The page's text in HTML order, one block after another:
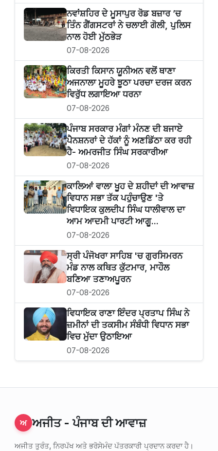
ਨਵਾਂਸ਼ਹਿਰ ਦੇ ਮੂਸਾਪੁਰ ਰੋਡ ਬਜ਼ਾਰ ’ਚ
ਤਿੰਨ ਗੈਂਗਸਟਰਾਂ ਨੇ ਚਲਾਈ ਗੋਲੀ, ਪੁਲਿਸ
ਨਾਲ ਹੋਈ ਮੁੱਠਭੇੜ
07-08-2026
ਕਿਰਤੀ ਕਿਸਾਨ ਯੂਨੀਅਨ ਵਲੋਂ ਥਾਣਾ
ਅਜਨਾਲਾ ਮੂਹਰੇ ਝੂਠਾ ਪਰਚਾ ਦਰਜ ਕਰਨ
ਵਿਰੁੱਧ ਲਗਾਇਆ ਧਰਨਾ
07-08-2026
ਪੰਜਾਬ ਸਰਕਾਰ ਮੰਗਾਂ ਮੰਨਣ ਦੀ ਬਜਾਏ
ਪੈਨਸ਼ਨਰਾਂ ਦੇ ਹੱਕਾਂ ਨੂੰ ਅਣਡਿੱਠਾ ਕਰ ਰਹੀ
ਹੈ- ਅਮਰਜੀਤ ਸਿੰਘ ਸਰਕਾਰੀਆ
07-08-2026
ਕਾਲਿਆਂ ਵਾਲਾ ਖੂਹ ਦੇ ਸ਼ਹੀਦਾਂ ਦੀ ਆਵਾਜ਼
ਵਿਧਾਨ ਸਭਾ ਤੱਕ ਪਹੁੰਚਾਉਣ 'ਤੇ
ਵਿਧਾਇਕ ਕੁਲਦੀਪ ਸਿੰਘ ਧਾਲੀਵਾਲ ਦਾ
ਆਮ ਆਦਮੀ ਪਾਰਟੀ ਆਗੂ...
07-08-2026
ਸ੍ਰੀ ਪੰਜੋਖਰਾ ਸਾਹਿਬ 'ਚ ਗੁਰਸਿਮਰਨ
ਮੰਡ ਨਾਲ ਕਥਿਤ ਕੁੱਟਮਾਰ, ਮਾਹੌਲ
ਬਣਿਆ ਤਣਾਅਪੂਰਨ
07-08-2026
ਵਿਧਾਇਕ ਰਾਣਾ ਇੰਦਰ ਪ੍ਰਤਾਪ ਸਿੰਘ ਨੇ
ਜ਼ਮੀਨਾਂ ਦੀ ਤਕਸੀਮ ਸੰਬੰਧੀ ਵਿਧਾਨ ਸਭਾ
ਵਿਚ ਮੁੱਦਾ ਉਠਾਇਆ
07-08-2026
ਅ ਅਜੀਤ - ਪੰਜਾਬ ਦੀ ਆਵਾਜ਼
ਅਜੀਤ ਤੁਰੰਤ, ਨਿਰਪੱਖ ਅਤੇ ਭਰੋਸੇਮੰਦ ਪੱਤਰਕਾਰੀ ਪ੍ਰਦਾਨ ਕਰਦਾ ਹੈ।